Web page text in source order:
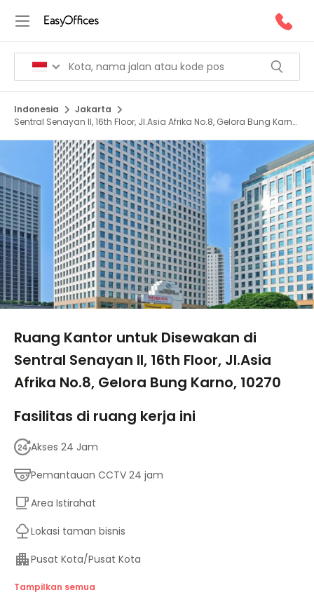
Indonesia
Jakarta
Sentral Senayan II, 16th Floor, Jl.Asia Afrika No.8, Gelora Bung Karno,
Ruang Kantor untuk Disewakan di
Sentral Senayan II, 16th Floor, Jl.Asia
Afrika No.8, Gelora Bung Karno, 10270
Fasilitas di ruang kerja ini
Akses 24 Jam
Pemantauan CCTV 24 jam
Area Istirahat
Lokasi taman bisnis
Pusat Kota/Pusat Kota
Tempat Penitipan Anak
Tampilkan semua